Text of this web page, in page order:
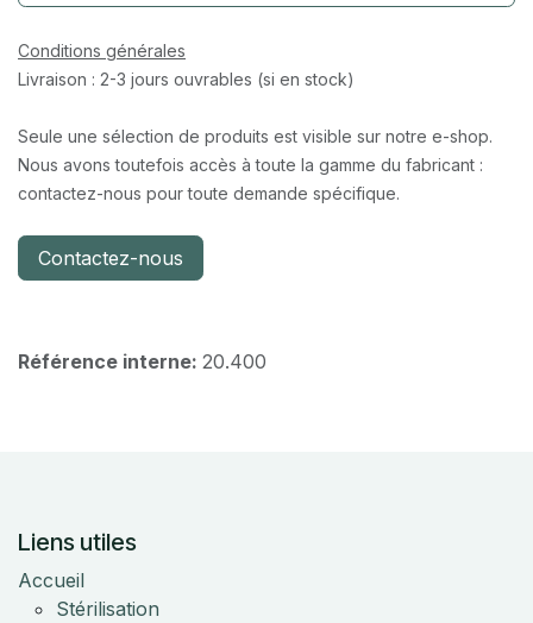
Conditions générales
Livraison : 2-3 jours ouvrables (si en stock)
Seule une sélection de produits est visible sur notre e-shop.
Nous avons toutefois accès à toute la gamme du fabricant :
contactez-nous pour toute demande spécifique.
Contactez-nous
Référence interne: 20.400
Liens utiles
Accueil
Stérilisation